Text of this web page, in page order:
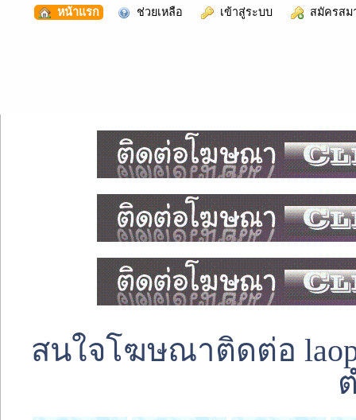
หน้าแรก ช่วยเหลือ เข้าสู่ระบบ สมัครสม
สนใจโฆษณาติดต่อ